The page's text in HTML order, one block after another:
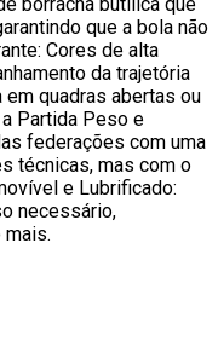
que a bola não
Cores de alta
da trajetória
quadras abertas ou
Partida Peso e
federações com uma
técnicas, mas com o
e Lubrificado:
necessário,
mais.